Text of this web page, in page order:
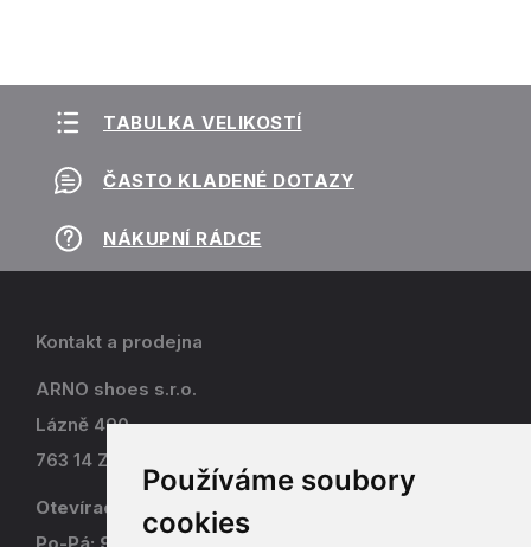
Používáme soubory
cookies
TABULKA VELIKOSTÍ
ČASTO KLADENÉ DOTAZY
NÁKUPNÍ RÁDCE
Kontakt a prodejna
ARNO shoes s.r.o.
Lázně 490
763 14 Zlín - Kostelec
Otevírací doba